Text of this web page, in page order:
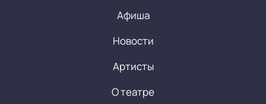
Афиша
Новости
Артисты
О театре